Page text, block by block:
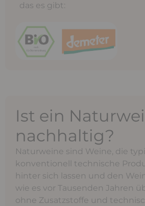
das es gibt:
Ist ein
nachhaltig?
Naturweine sind Weine, die
konventionell technische
hinter sich lassen und den
wie es vor Tausenden Jahren
ohne Zusatzstoffe und